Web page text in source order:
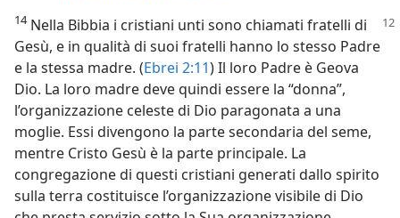
14Nella Bibbia i cristiani unti sono chiamati fratelli di
Gesù, e in qualità di suoi fratelli hanno lo stesso Padre
e la stessa madre. (Ebrei 2:11) Il loro Padre è Geova
Dio. La loro madre deve quindi essere la “donna”,
l’organizzazione celeste di Dio paragonata a una
moglie. Essi divengono la parte secondaria del seme,
mentre Cristo Gesù è la parte principale. La
congregazione di questi cristiani generati dallo spirito
sulla terra costituisce l’organizzazione visibile di Dio